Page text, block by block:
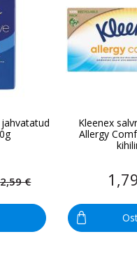
€
Kleenex
Allergy